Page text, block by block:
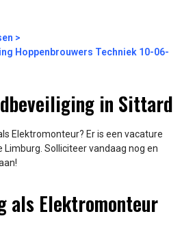
Hoppenbrouwers Techniek 10-06-
in Sittard
Elektromonteur? Er is een vacature
Solliciteer vandaag nog en
als Elektromonteur